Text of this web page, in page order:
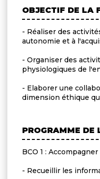
OBJECTIF DE LA
- Réaliser des
autonomie et à
- Organiser des
physiologiques de
- Elaborer une
dimension éthique
PROGRAMME DE
BCO 1 :
- Recueillir les